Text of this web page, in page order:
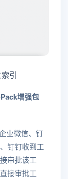
引
增强包
业微信、钉
钉钉收到工
审批该工
接审批工